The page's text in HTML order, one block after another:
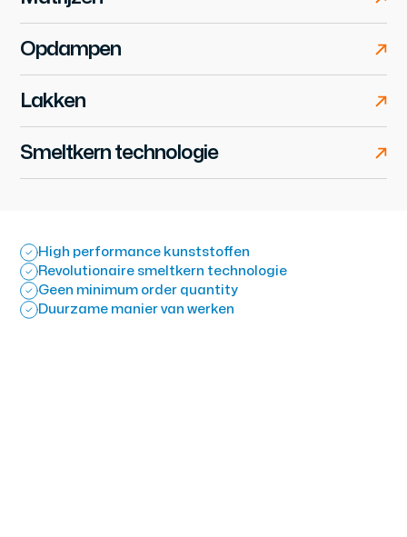
Opdampen
Lakken
Smeltkern technologie
High performance kunststoffen
Revolutionaire smeltkern technologie
Geen minimum order quantity
Duurzame manier van werken